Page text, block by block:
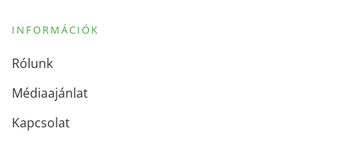
INFORMÁCIÓK
Rólunk
Médiaajánlat
Kapcsolat